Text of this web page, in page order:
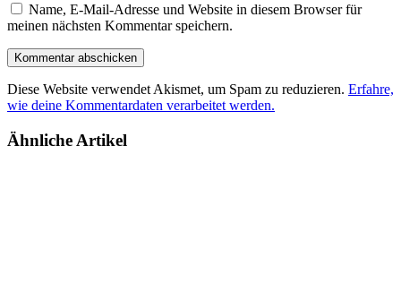
Name, E-Mail-Adresse und Website in diesem Browser für
meinen nächsten Kommentar speichern.
Diese Website verwendet Akismet, um Spam zu reduzieren. Erfahre,
wie deine Kommentardaten verarbeitet werden.
Ähnliche Artikel